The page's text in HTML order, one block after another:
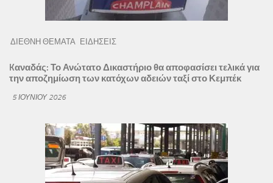
ΔΙΕΘΝΗ ΘΕΜΑΤΑ ΕΙΔΗΣΕΙΣ
Kαναδάς: Το Ανώτατο Δικαστήριο θα αποφασίσει τελικά για
την αποζημίωση των κατόχων αδειών ταξί στο Κεμπέκ
5 ΙΟΥΝΊΟΥ 2026